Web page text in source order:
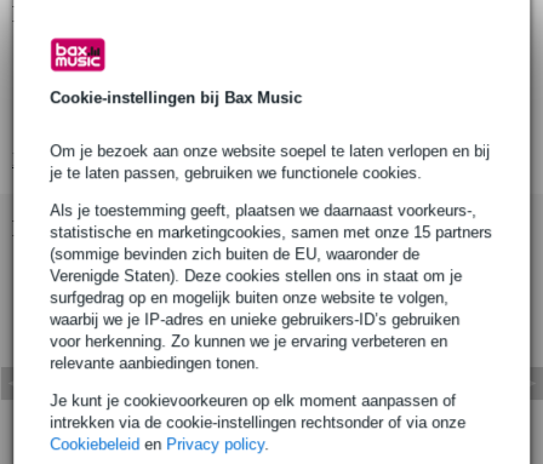
Cookie-instellingen bij Bax Music
Om je bezoek aan onze website soepel te laten verlopen en bij
je te laten passen, gebruiken we functionele cookies.
Als je toestemming geeft, plaatsen we daarnaast voorkeurs-,
statistische en marketingcookies, samen met onze 15 partners
(sommige bevinden zich buiten de EU, waaronder de
Verenigde Staten). Deze cookies stellen ons in staat om je
surfgedrag op en mogelijk buiten onze website te volgen,
waarbij we je IP-adres en unieke gebruikers-ID’s gebruiken
voor herkenning. Zo kunnen we je ervaring verbeteren en
relevante aanbiedingen tonen.
Je kunt je cookievoorkeuren op elk moment aanpassen of
intrekken via de cookie-instellingen rechtsonder of via onze
Cookiebeleid en Privacy policy.
Productinformatie
tablet-houder
hellingshoek: 0° tot 90°
Bekijk alle productspecificaties
Bekijk ook eens (3)